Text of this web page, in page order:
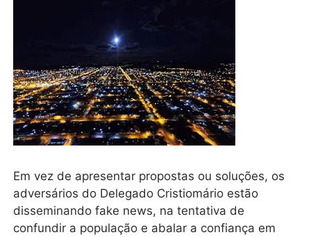
Em vez de apresentar propostas ou soluções, os
adversários do Delegado Cristiomário estão
disseminando fake news, na tentativa de
confundir a população e abalar a confiança em